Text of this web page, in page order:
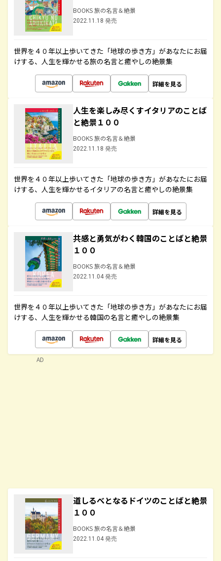
BOOKS 旅の名言＆絶景
2022.11.18 発売
世界を４０年以上歩いてきた「地球の歩き方」があなたにお届
けする、人生を輝かせる旅の名言と癒やしの絶景集
詳細を見る
人生を楽しみ尽くすイタリアのことば
と絶景１００
BOOKS 旅の名言＆絶景
2022.11.18 発売
世界を４０年以上歩いてきた「地球の歩き方」があなたにお届
けする、人生を輝かせるイタリアの名言と癒やしの絶景集
詳細を見る
共感と勇気がわく韓国のことばと絶景
１００
BOOKS 旅の名言＆絶景
2022.11.04 発売
世界を４０年以上歩いてきた「地球の歩き方」があなたにお届
けする、人生を輝かせる韓国の名言と癒やしの絶景集
詳細を見る
道しるべとなるドイツのことばと絶景
１００
BOOKS 旅の名言＆絶景
2022.11.04 発売
AD